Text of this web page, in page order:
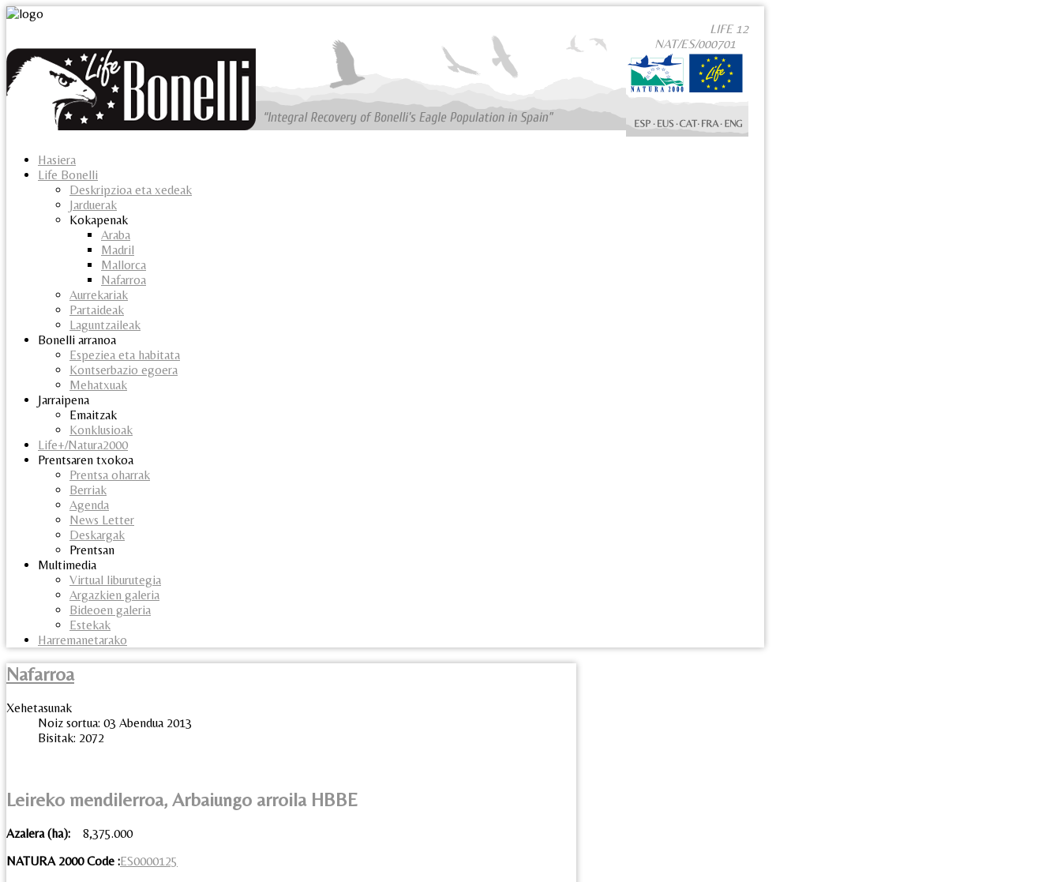
LIFE 12
NAT/ES/000701
Hasiera
Life Bonelli
Deskripzioa eta xedeak
Jarduerak
Kokapenak
Araba
Madril
Mallorca
Nafarroa
Aurrekariak
Partaideak
Laguntzaileak
Bonelli arranoa
Espeziea eta habitata
Kontserbazio egoera
Mehatxuak
Jarraipena
Emaitzak
Konklusioak
Life+/Natura2000
Prentsaren txokoa
Prentsa oharrak
Berriak
Agenda
News Letter
Deskargak
Prentsan
Multimedia
Virtual liburutegia
Argazkien galeria
Bideoen galeria
Estekak
Harremanetarako
Nafarroa
Xehetasunak
Noiz sortua: 03 Abendua 2013
Bisitak: 2072
Leireko mendilerroa, Arbaiungo arroila HBBE
Azalera (ha): 8,375.000
NATURA 2000 Code :ES0000125